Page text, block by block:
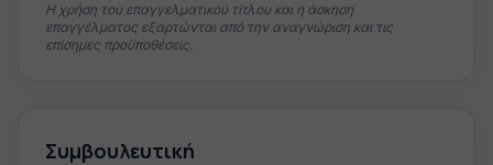
Η χρήση του επαγγελματικού τίτλου και η άσκηση
επαγγέλματος εξαρτώνται από την αναγνώριση και τις
επίσημες προϋποθέσεις.
Συμβουλευτική